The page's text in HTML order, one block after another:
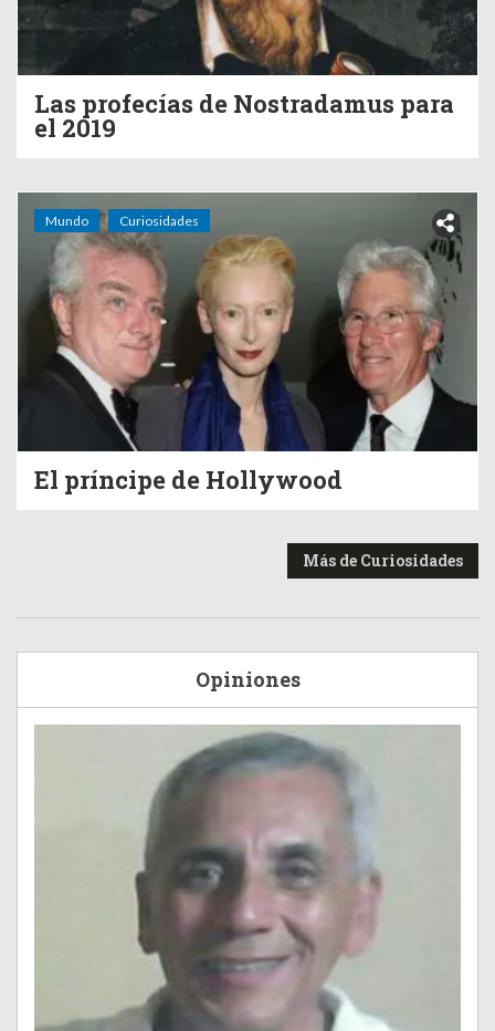
Las profecías de Nostradamus para
el 2019
Mundo Curiosidades
El príncipe de Hollywood
Más de Curiosidades
Opiniones